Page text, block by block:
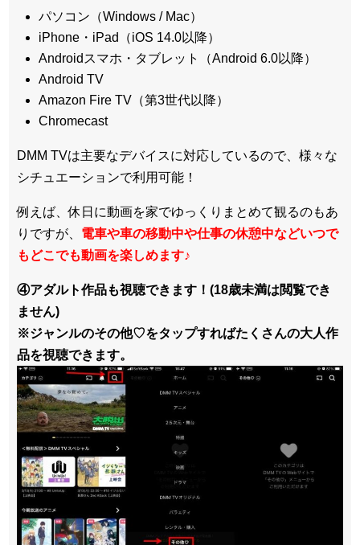
パソコン（Windows / Mac）
iPhone・iPad（iOS 14.0以降）
Androidスマホ・タブレット（Android 6.0以降）
Android TV
Amazon Fire TV（第3世代以降）
Chromecast
DMM TVは主要なデバイスに対応しているので、 様々な
シチュエーションで利用可能！
例えば、休日に動画を家でゆっくりまとめて観るのもあ
りですが、 電車や車の移動中や仕事の休憩中などいつで
もどこでも動画を楽しめます♪
④アダルト作品も視聴できます！(18歳未満は閲覧でき
ません)
※ジャンルのその他♡をタップすればたくさんの大人作
品を視聴できます。